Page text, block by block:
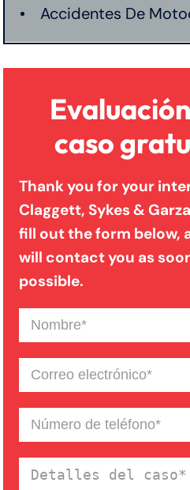
Accidentes De
Accidentes De
Compensacion De
Trabajadores
Lesión Cerebral
Lesiones Personales
Mordeduras De Perro
Muerte Injusta
Resbalones Y Caidas
caso
Thank you for your
Claggett, Sykes &
fill out the form below,
will contact you as
possible.
Nombre(Required)
Correo
electrónico(Required)
Número
de
teléfono(Required)
Detalles